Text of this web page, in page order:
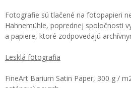
Fotografie sú tlačené na fotopapieri
Hahnemühle, poprednej spoločnosti
a papiere, ktoré zodpovedajú
Lesklá fotografia
FineArt Barium Satin Paper, 300 g /